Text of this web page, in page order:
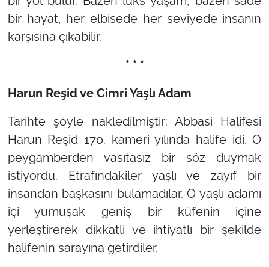
bir hayat, her elbisede her seviyede insanın
karşısına çıkabilir.
* * *
Harun Reşid ve Cimri Yaşlı Adam
Tarihte şöyle nakledilmiştir: Abbasi Halifesi
Harun Reşid 170. kameri yılında halife idi. O
peygamberden vasıtasız bir söz duymak
istiyordu. Etrafındakiler yaşlı ve zayıf bir
insandan başkasını bulamadılar. O yaşlı adamı
içi yumuşak geniş bir küfenin içine
yerleştirerek dikkatli ve ihtiyatlı bir şekilde
halifenin sarayına getirdiler.